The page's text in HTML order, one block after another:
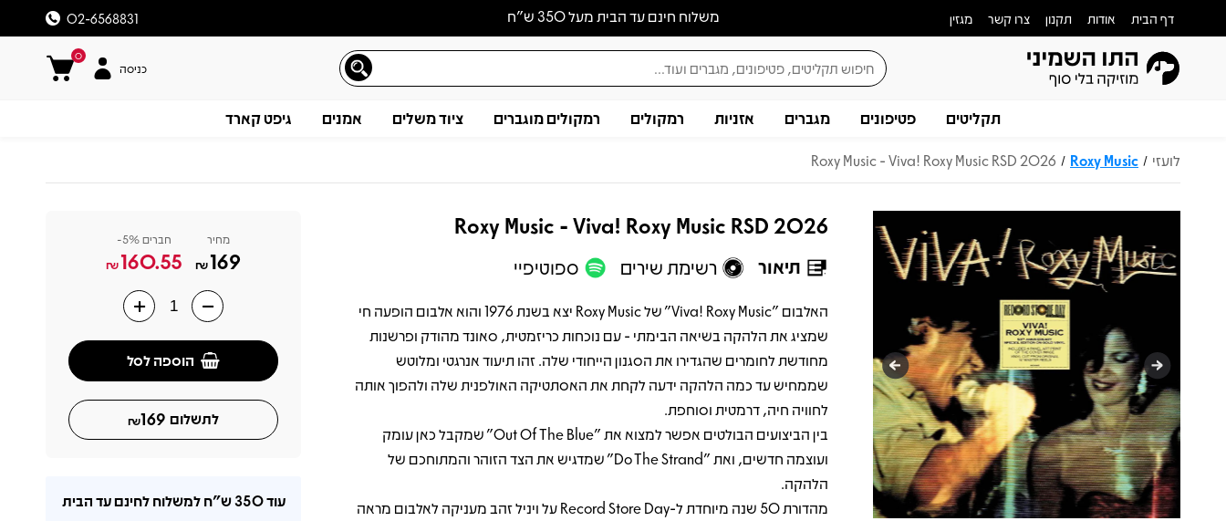
משלוח חינם עד הבית מעל 350 ש״ח דף הבית אודות תקנון צרו קשר מגזין 02-6568831
0
כניסה
תקליטים פטיפונים מגברים אזניות רמקולים רמקולים מוגברים ציוד משלים אמנים גיפט קארד
לועזי /
Roxy Music
/
Roxy Music - Viva! Roxy Music RSD 2026
Roxy Music - Viva! Roxy Music RSD 2026
תיאור רשימת שירים ספוטיפיי
תיאור
האלבום "Viva! Roxy Music" של Roxy Music יצא בשנת 1976 והוא אלבום הופעה חי
שמציג את הלהקה בשיאה הבימתי - עם נוכחות כריזמטית, סאונד מהודק ופרשנות
מחודשת לחומרים שהגדירו את הסגנון הייחודי שלה. זהו תיעוד אנרגטי ומלוטש
שממחיש עד כמה הלהקה ידעה לקחת את האסתטיקה האולפנית שלה ולהפוך אותה
לחוויה חיה, דרמטית וסוחפת.
בין הביצועים הבולטים אפשר למצוא את "Out Of The Blue" שמקבל כאן עומק
ועוצמה חדשים, ואת "Do The Strand" שמדגיש את הצד הזוהר והמתוחכם של
הלהקה.
מהדורת 50 שנה מיוחדת ל-Record Store Day על ויניל זהב מעניקה לאלבום מראה
מחיר
169
₪
חברים 5%-
160.55
₪
הוספה לסל
לתשלום 169
₪
עוד350 ש"ח למשלוח לחינם עד הבית